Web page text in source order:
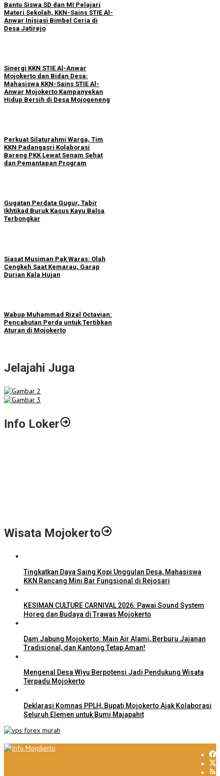
Bantu Siswa SD dan MI Pelajari
Materi Sekolah, KKN-Sains STIE Al-
Anwar Inisiasi Bimbel Ceria di
Desa Jatirejo
Sinergi KKN STIE Al-Anwar
Mojokerto dan Bidan Desa:
Mahasiswa KKN-Sains STIE Al-
Anwar Mojokerto Kampanyekan
Hidup Bersih di Desa Mojogeneng
Perkuat Silaturahmi Warga, Tim
KKN Padangasri Kolaborasi
Bareng PKK Lewat Senam Sehat
dan Pemantapan Program
Gugatan Perdata Gugur, Tabir
Ikhtikad Buruk Kasus Kayu Balsa
Terbongkar
Siasat Musiman Pak Waras: Olah
Cengkeh Saat Kemarau, Garap
Durian Kala Hujan
Wabup Muhammad Rizal Octavian:
Pencabutan Perda untuk Tertibkan
Aturan di Mojokerto
Jelajahi Juga
Info Loker
Wisata Mojokerto
Tingkatkan Daya Saing Kopi Unggulan Desa, Mahasiswa
KKN Rancang Mini Bar Fungsional di Rejosari
KESIMAN CULTURE CARNIVAL 2026: Pawai Sound System
Horeg dan Budaya di Trawas Mojokerto
Dam Jabung Mojokerto: Main Air Alami, Berburu Jajanan
Tradisional, dan Kantong Tetap Aman!
Mengenal Desa Wiyu Berpotensi Jadi Pendukung Wisata
Terpadu Mojokerto
Deklarasi Komnas PPLH, Bupati Mojokerto Ajak Kolaborasi
Seluruh Elemen untuk Bumi Majapahit